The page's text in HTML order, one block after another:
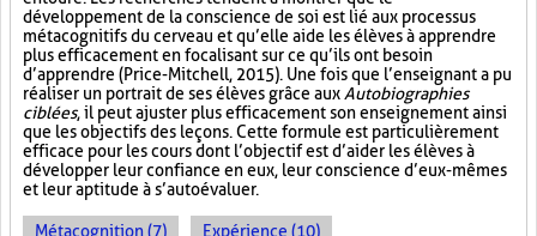
développement de la conscience de soi est lié aux processus
métacognitifs du cerveau et qu’elle aide les élèves à apprendre
plus efficacement en focalisant sur ce qu’ils ont besoin
d’apprendre (Price-Mitchell, 2015). Une fois que l’enseignant a pu
réaliser un portrait de ses élèves grâce aux Autobiographies
ciblées, il peut ajuster plus efficacement son enseignement ainsi
que les objectifs des leçons. Cette formule est particulièrement
efficace pour les cours dont l’objectif est d’aider les élèves à
développer leur confiance en eux, leur conscience d’eux-mêmes
et leur aptitude à s’autoévaluer.
Métacognition (7) Expérience (10)